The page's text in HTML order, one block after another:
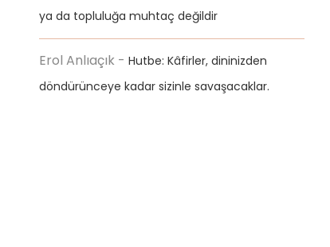
ya da topluluğa muhtaç değildir
Erol Anlıaçık -Hutbe: Kâfirler, dininizden
döndürünceye kadar sizinle savaşacaklar.